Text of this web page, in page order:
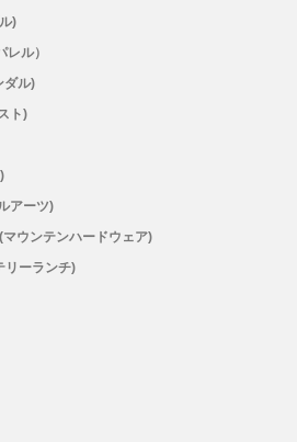
)
ル）
ダル)
ト)
アーツ)
ウンテンハードウェア)
リーランチ)